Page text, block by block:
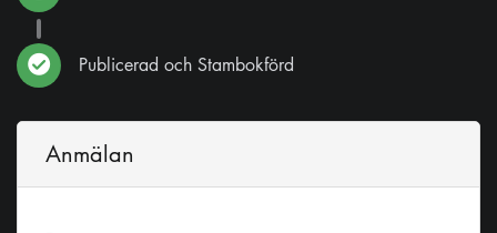
Publicerad och Stambokförd
Anmälan